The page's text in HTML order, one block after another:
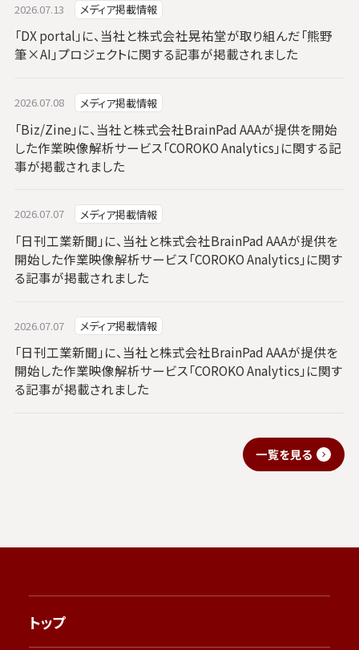
2026.07.13 メディア掲載情報
「DX portal」に、当社と株式会社晃祐堂が取り組んだ「熊野
筆×AI」プロジェクトに関する記事が掲載されました
2026.07.08 メディア掲載情報
「Biz/Zine」に、当社と株式会社BrainPad AAAが提供を開始
した作業映像解析サービス「COROKO Analytics」に関する記
事が掲載されました
2026.07.07 メディア掲載情報
「日刊工業新聞」に、当社と株式会社BrainPad AAAが提供を
開始した作業映像解析サービス「COROKO Analytics」に関す
る記事が掲載されました
2026.07.07 メディア掲載情報
「日刊工業新聞」に、当社と株式会社BrainPad AAAが提供を
開始した作業映像解析サービス「COROKO Analytics」に関す
る記事が掲載されました
一覧を見る
トップ